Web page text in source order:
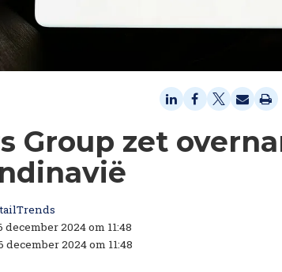
Group zet
2024 om 11:48
2024 om 11:48